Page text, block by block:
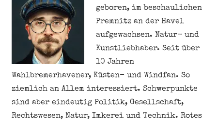
geboren, im beschaulichen
Premnitz an der Havel
aufgewachsen. Natur- und
Kunstliebhaber. Seit über
10 Jahren
Wahlbremerhavener, Küsten- und Windfan. So
ziemlich an Allem interessiert. Schwerpunkte
sind aber eindeutig Politik, Gesellschaft,
Rechtswesen, Natur, Imkerei und Technik. Rotes